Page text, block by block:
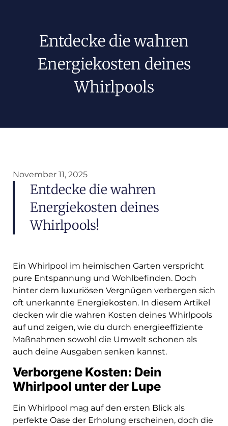
Entdecke die wahren
Energiekosten deines
Whirlpools
November 11, 2025
Entdecke die wahren
Energiekosten deines
Whirlpools!
Ein Whirlpool im heimischen Garten verspricht
pure Entspannung und Wohlbefinden. Doch
hinter dem luxuriösen Vergnügen verbergen sich
oft unerkannte Energiekosten. In diesem Artikel
decken wir die wahren Kosten deines Whirlpools
auf und zeigen, wie du durch energieeffiziente
Maßnahmen sowohl die Umwelt schonen als
auch deine Ausgaben senken kannst.
Verborgene Kosten: Dein
Whirlpool unter der Lupe
Ein Whirlpool mag auf den ersten Blick als
perfekte Oase der Erholung erscheinen, doch die